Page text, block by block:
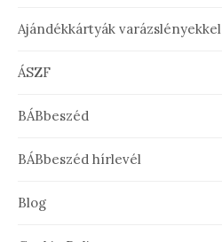
Ajándékkártyák varázslényekkel
ÁSZF
BÁBbeszéd
BÁBbeszéd hírlevél
Blog